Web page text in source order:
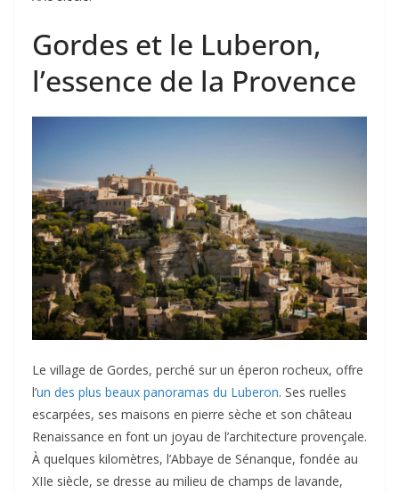
Gordes et le Luberon,
l’essence de la Provence
Le village de Gordes, perché sur un éperon rocheux, offre
l’un des plus beaux panoramas du Luberon. Ses ruelles
escarpées, ses maisons en pierre sèche et son château
Renaissance en font un joyau de l’architecture provençale.
À quelques kilomètres, l’Abbaye de Sénanque, fondée au
XIIe siècle, se dresse au milieu de champs de lavande,